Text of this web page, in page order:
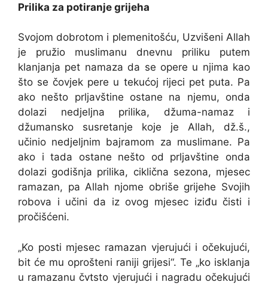
Prilika za potiranje grijeha
Svojom dobrotom i plemenitošću, Uzvišeni Allah
je pružio muslimanu dnevnu priliku putem
klanjanja pet namaza da se opere u njima kao
što se čovjek pere u tekućoj rijeci pet puta. Pa
ako nešto prljavštine ostane na njemu, onda
dolazi nedjeljna prilika, džuma-namaz i
džumansko susretanje koje je Allah, dž.š.,
učinio nedjeljnim bajramom za muslimane. Pa
ako i tada ostane nešto od prljavštine onda
dolazi godišnja prilika, ciklična sezona, mjesec
ramazan, pa Allah njome obriše grijehe Svojih
robova i učini da iz ovog mjesec iziđu čisti i
pročišćeni.
„Ko posti mjesec ramazan vjerujući i očekujući,
bit će mu oprošteni raniji grijesi“. Te „ko isklanja
u ramazanu čvtsto vjerujući i nagradu očekujući